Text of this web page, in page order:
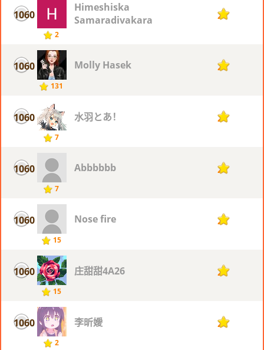
1060
2
Himeshiska
Samaradivakara
2
1060
131
Molly Hasek 2
1060
7
水羽とあ！ 2
1060
7
Abbbbbb 2
1060
15
Nose fire 2
1060
15
庄甜甜4A26 2
1060
2
李昕嬡 2